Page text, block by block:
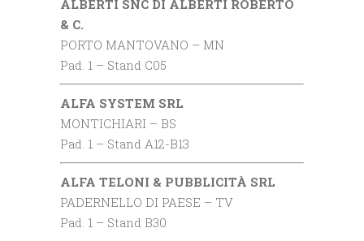
ALBERTI SNC DI ALBERTI ROBERTO
& C.
PORTO MANTOVANO – MN
Pad. 1 – Stand C05
ALFA SYSTEM SRL
MONTICHIARI – BS
Pad. 1 – Stand A12-B13
ALFA TELONI & PUBBLICITÀ SRL
PADERNELLO DI PAESE – TV
Pad. 1 – Stand B30